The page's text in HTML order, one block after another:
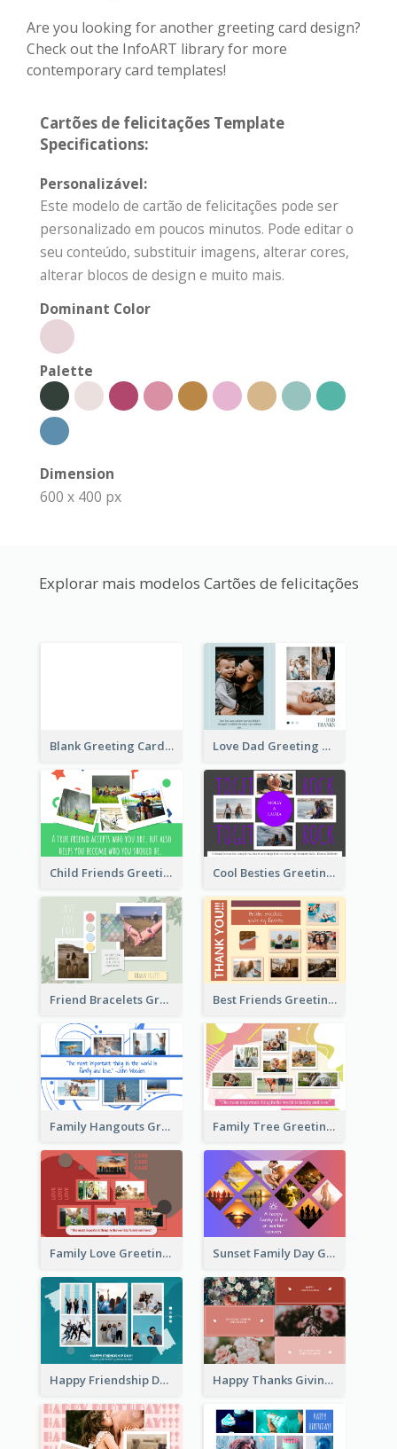
Are you looking for another greeting card design?
Check out the InfoART library for more
contemporary card templates!
Cartões de felicitações Template
Specifications:
Personalizável:
Este modelo de cartão de felicitações pode ser
personalizado em poucos minutos. Pode editar o
seu conteúdo, substituir imagens, alterar cores,
alterar blocos de design e muito mais.
Dominant Color
Palette
Dimension
600 x 400 px
Explorar mais modelos Cartões de felicitações
Blank Greeting Card Love Dad Greeting Card
Child Friends Greeting Card Cool Besties Greeting Card
Friend Bracelets Greeting Card Best Friends Greeting Card
Family Hangouts Greeting Card Family Tree Greeting Card
Family Love Greeting Card Sunset Family Day Greeting Card
Happy Friendship Day Greeting Card Happy Thanks Giving Greeting Card